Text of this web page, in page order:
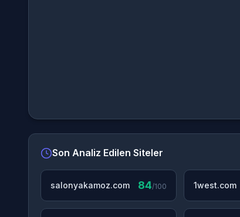
Son Analiz Edilen Siteler
salonyakamoz.com 84/100 1west.com